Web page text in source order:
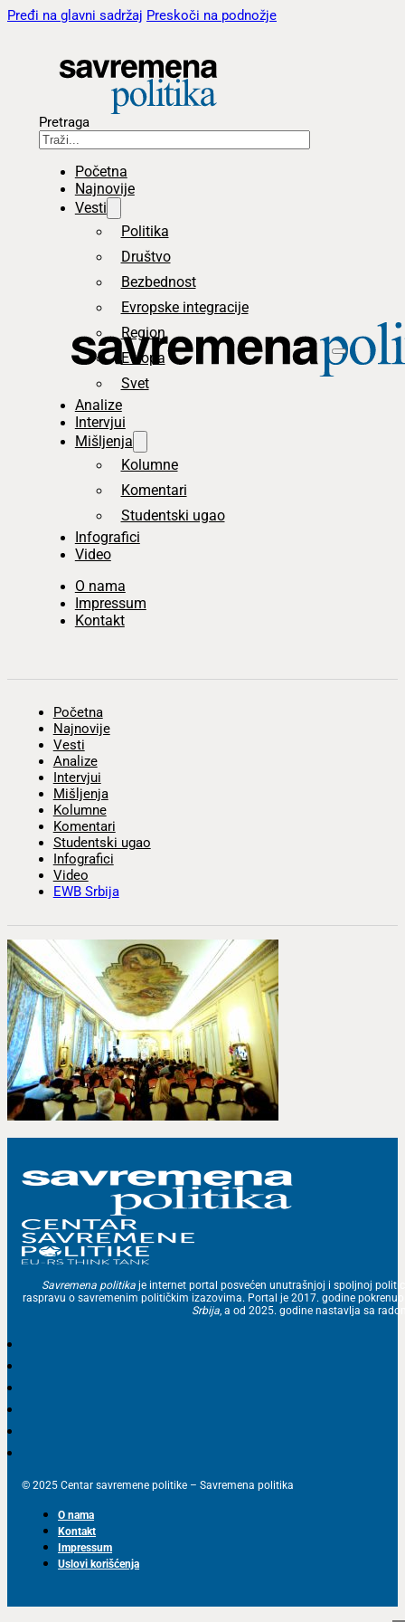
Pređi na glavni sadržaj Preskoči na podnožje
Pretraga
Početna
Najnovije
Vesti
Politika
Društvo
Bezbednost
Evropske integracije
Region
Evropa
Svet
Analize
Intervjui
Mišljenja
Kolumne
Komentari
Studentski ugao
Infografici
Video
O nama
Impressum
Kontakt
Početna
Najnovije
Vesti
Analize
Intervjui
Mišljenja
Kolumne
Komentari
Studentski ugao
Infografici
Video
EWB Srbija
Savremena politika je internet portal posvećen unutrašnjoj i spoljnoj
raspravu o savremenim političkim izazovima. Portal je 2017. godine
Srbija, a od 2025. godine nastavlja sa
© 2025 Centar savremene politike – Savremena politika
O nama
Kontakt
Impressum
Uslovi korišćenja